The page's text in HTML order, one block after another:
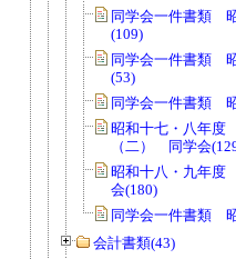
同学会一件書類
(109)
同学会一件書類
(53)
同学会一件書類
昭和十七・八年
（二） 同学会
昭和十八・九年
会(180)
同学会一件書類 昭
会計書類(43)